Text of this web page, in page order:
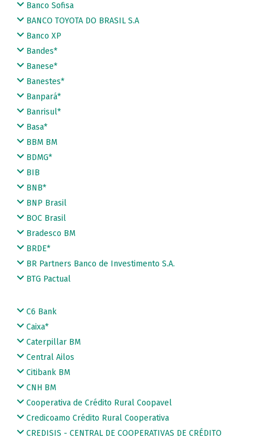
Banco Sofisa
BANCO TOYOTA DO BRASIL S.A
Banco XP
Bandes*
Banese*
Banestes*
Banpará*
Banrisul*
Basa*
BBM BM
BDMG*
BIB
BNB*
BNP Brasil
BOC Brasil
Bradesco BM
BRDE*
BR Partners Banco de Investimento S.A.
BTG Pactual
C6 Bank
Caixa*
Caterpillar BM
Central Ailos
Citibank BM
CNH BM
Cooperativa de Crédito Rural Coopavel
Credicoamo Crédito Rural Cooperativa
CREDISIS - CENTRAL DE COOPERATIVAS DE CRÉDITO